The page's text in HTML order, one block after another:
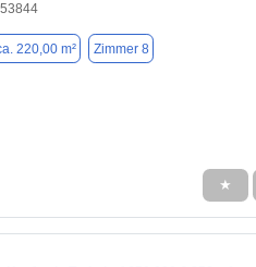
220,00 m² Zimmer 8
★